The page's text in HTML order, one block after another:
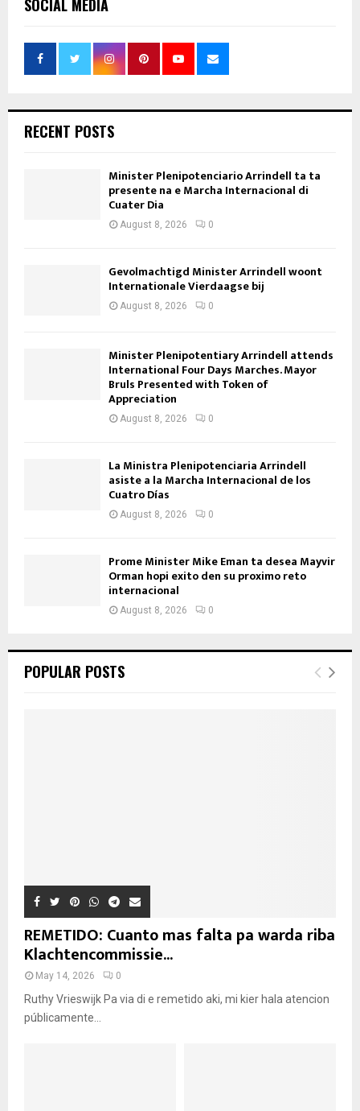
SOCIAL MEDIA
RECENT POSTS
Minister Plenipotenciario Arrindell ta ta
presente na e Marcha Internacional di
Cuater Dia
August 8, 2026 0
Gevolmachtigd Minister Arrindell woont
Internationale Vierdaagse bij
August 8, 2026 0
Minister Plenipotentiary Arrindell attends
International Four Days Marches. Mayor
Bruls Presented with Token of
Appreciation
August 8, 2026 0
La Ministra Plenipotenciaria Arrindell
asiste a la Marcha Internacional de los
Cuatro Días
August 8, 2026 0
Prome Minister Mike Eman ta desea Mayvir
Orman hopi exito den su proximo reto
internacional
August 8, 2026 0
POPULAR POSTS
REMETIDO: Cuanto mas falta pa warda riba
Klachtencommissie...
May 14, 2026 0
Ruthy Vrieswijk Pa via di e remetido aki, mi kier hala atencion
públicamente...